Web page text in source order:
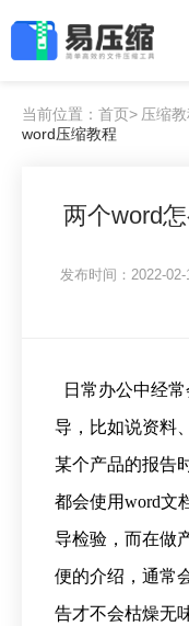
当前位置：首页> 压缩
word压缩教程
两个word
发布时间：
日常办公中经
导，比如说资料
某个产品的报告
都会使用word文
导检验，而在做
便的介绍，通常
告才不会枯燥无